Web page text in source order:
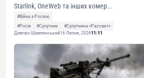
Starlink, OneWeb та інших комер...
#Війна з Росією
#Росія
#Супутник
#Супутники «Рассвет»
Дмитро Шумлянський16 Липня, 202611:11